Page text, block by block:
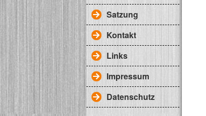
Satzung
Kontakt
Links
Impressum
Datenschutz